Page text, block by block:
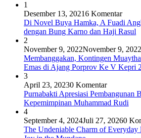
1
Desember 13, 20216 Komentar
Di Novel Buya Hamka, A Fuadi
dengan Bung Karno dan Haji Rasul
2
November 9, 2022November 9, 2022
Membanggakan, Kontingen
Emas di Ajang Porprov Ke V Kepri
3
April 23, 20230 Komentar
Purnabakti Apresiasi Pembangunan
Kepemimpinan Muhammad Rudi
4
September 4, 2024Juli 27, 20260
The Undeniable Charm of